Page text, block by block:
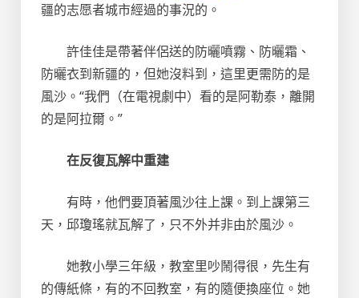
疆的志愿者城市經過的事況的。
許佳佳是帶著伴侶送的防曬噴霧、防曬霜、
防曬衣到新疆的，但她沒料到，這里更需防的是
風沙。“我們（在電視劇中）看的是阿勒泰，離開
的是阿拉爾。”
在反復瓦解中重建
有時，他們要頂著風沙往上課。到上課第三
天，邱瓊瑤就瓦解了，只不外并非由於風沙。
她教小學三年級，教室里吵鬧得很，先生有
的傳紙條，有的不回教室，有的隨便換座位。她